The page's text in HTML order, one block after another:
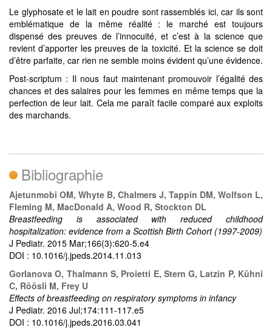
Le glyphosate et le lait en poudre sont rassemblés ici, car ils sont
emblématique de la même réalité : le marché est toujours
dispensé des preuves de l’innocuité, et c’est à la science que
revient d’apporter les preuves de la toxicité. Et la science se doit
d’être parfaite, car rien ne semble moins évident qu’une évidence.
Post-scriptum : Il nous faut maintenant promouvoir l’égalité des
chances et des salaires pour les femmes en même temps que la
perfection de leur lait. Cela me paraît facile comparé aux exploits
des marchands.
Bibliographie
Ajetunmobi OM, Whyte B, Chalmers J, Tappin DM, Wolfson L,
Fleming M, MacDonald A, Wood R, Stockton DL
Breastfeeding is associated with reduced childhood
hospitalization: evidence from a Scottish Birth Cohort (1997-2009)
J Pediatr. 2015 Mar;166(3):620-5.e4
DOI : 10.1016/j.jpeds.2014.11.013
Gorlanova O, Thalmann S, Proietti E, Stern G, Latzin P, Kühni
C, Röösli M, Frey U
Effects of breastfeeding on respiratory symptoms in infancy
J Pediatr. 2016 Jul;174:111-117.e5
DOI : 10.1016/j.jpeds.2016.03.041